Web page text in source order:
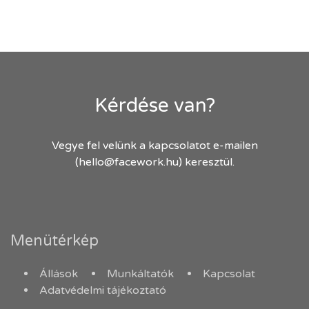
Kérdése van?
Vegye fel velünk a kapcsolatot e-mailen
(hello@facework.hu) keresztül.
Menütérkép
Állások Munkáltatók
Kapcsolat
Adatvédelmi tájékoztató